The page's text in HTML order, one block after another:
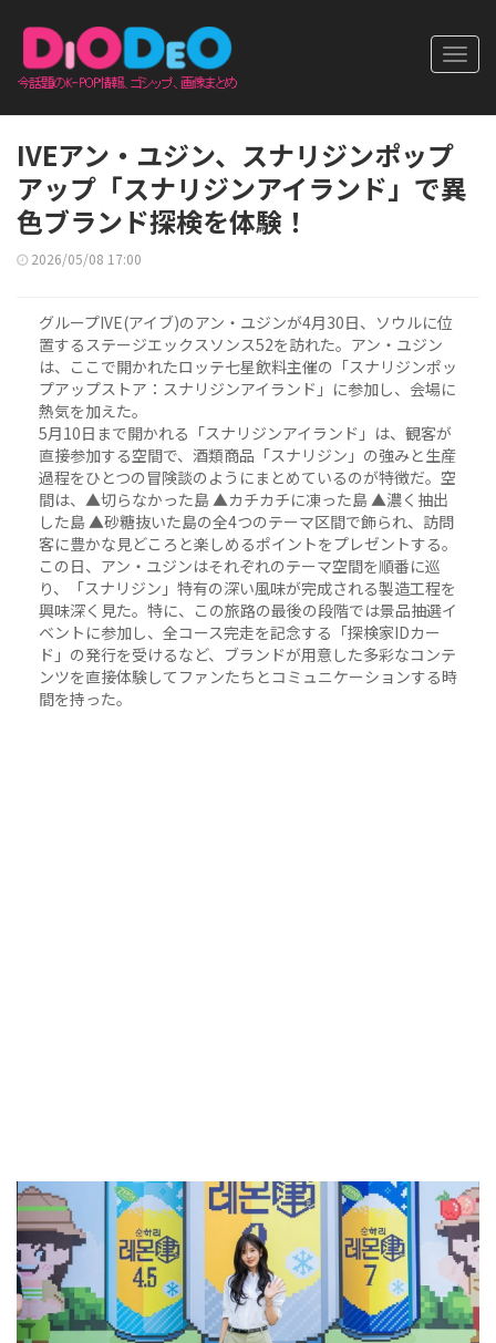
IVEアン・ユジン、スナリジンポップ
アップ「スナリジンアイランド」で異
色ブランド探検を体験！
2026/05/08 17:00
グループIVE(アイブ)のアン・ユジンが4月30日、ソウルに位
置するステージエックスソンス52を訪れた。アン・ユジン
は、ここで開かれたロッテ七星飲料主催の「スナリジンポッ
プアップストア：スナリジンアイランド」に参加し、会場に
熱気を加えた。
5月10日まで開かれる「スナリジンアイランド」は、観客が
直接参加する空間で、酒類商品「スナリジン」の強みと生産
過程をひとつの冒険談のようにまとめているのが特徴だ。空
間は、▲切らなかった島 ▲カチカチに凍った島 ▲濃く抽出
した島 ▲砂糖抜いた島の全4つのテーマ区間で飾られ、訪問
客に豊かな見どころと楽しめるポイントをプレゼントする。
この日、アン・ユジンはそれぞれのテーマ空間を順番に巡
り、「スナリジン」特有の深い風味が完成される製造工程を
興味深く見た。特に、この旅路の最後の段階では景品抽選イ
ベントに参加し、全コース完走を記念する「探検家IDカー
ド」の発行を受けるなど、ブランドが用意した多彩なコンテ
ンツを直接体験してファンたちとコミュニケーションする時
間を持った。